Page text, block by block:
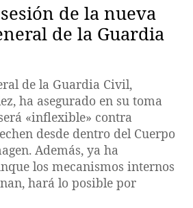
de la nueva
de la Guardia
de la Guardia Civil,
ha asegurado en su toma
«inflexible» contra
desde dentro del Cuerpo
Además, ya ha
los mecanismos internos
hará lo posible por